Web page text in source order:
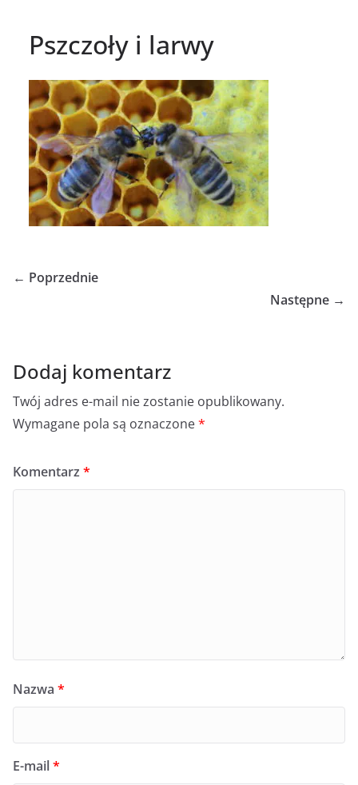
Pszczoły i larwy
← Poprzednie
Następne →
Dodaj komentarz
Twój adres e-mail nie zostanie opublikowany.
Wymagane pola są oznaczone*
Komentarz *
Nazwa *
E-mail*